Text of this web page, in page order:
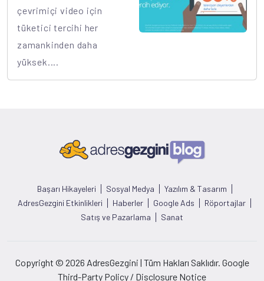
çevrimiçi video için
tüketici tercihi her
zamankinden daha
yüksek....
Başarı Hikayeleri Sosyal Medya
Yazılım & Tasarım
AdresGezgini Etkinlikleri
Haberler Google Ads
Röportajlar
Satış ve Pazarlama
Sanat
Copyright © 2026 AdresGezgini | Tüm Hakları Saklıdır. Google
Third-Party Policy / Disclosure Notice